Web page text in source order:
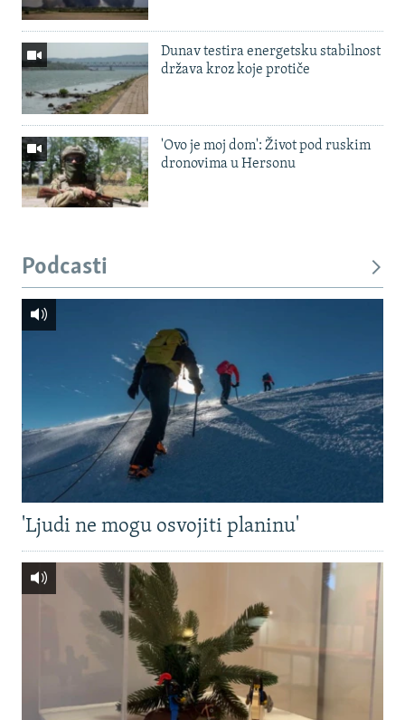
Dunav testira energetsku stabilnost
država kroz koje protiče
'Ovo je moj dom': Život pod ruskim
dronovima u Hersonu
Podcasti
'Ljudi ne mogu osvojiti planinu'